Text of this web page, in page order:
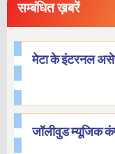
सम्बंधित ख़बरें
मेटा के इंटरनल
जॉलीवुड म्यूजिक